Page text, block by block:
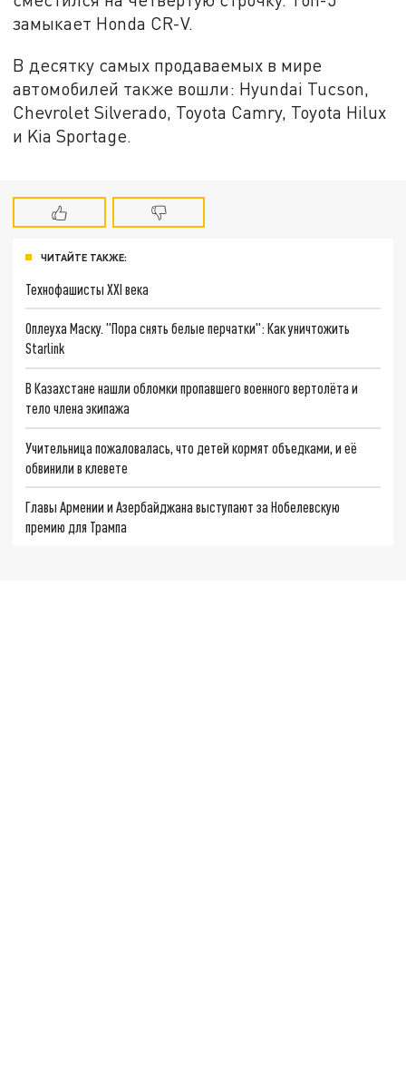
замыкает Honda CR-V.
В десятку самых продаваемых в мире
автомобилей также вошли: Hyundai Tucson,
Chevrolet Silverado, Toyota Camry, Toyota Hilux
и Kia Sportage.
ЧИТАЙТЕ ТАКЖЕ:
Технофашисты XXI века
Оплеуха Маску. "Пора снять белые перчатки": Как уничтожить
Starlink
В Казахстане нашли обломки пропавшего военного вертолёта и
тело члена экипажа
Учительница пожаловалась, что детей кормят объедками, и её
обвинили в клевете
Главы Армении и Азербайджана выступают за Нобелевскую
премию для Трампа